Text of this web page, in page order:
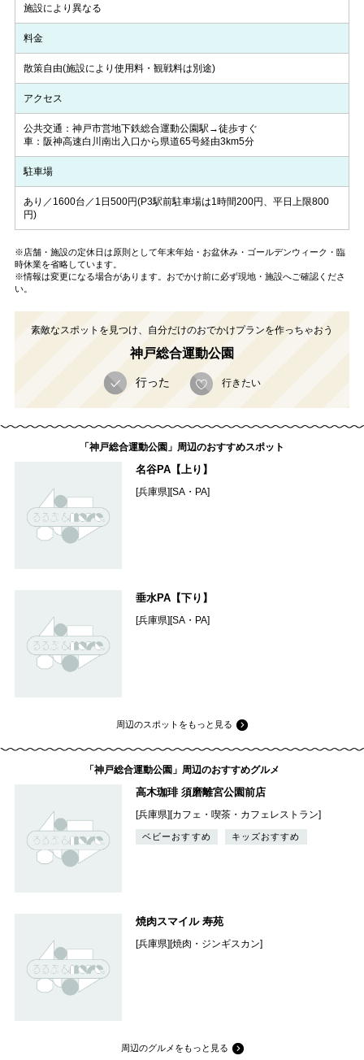
施設により異なる
料金
散策自由(施設により使用料・観戦料は別途)
アクセス
公共交通：神戸市営地下鉄総合運動公園駅→徒歩すぐ
車：阪神高速白川南出入口から県道65号経由3km5分
駐車場
あり／1600台／1日500円(P3駅前駐車場は1時間200円、平日上限800
円)
※店舗・施設の定休日は原則として年末年始・お盆休み・ゴールデンウィーク・臨
時休業を省略しています。
※情報は変更になる場合があります。おでかけ前に必ず現地・施設へご確認くださ
い。
素敵なスポットを見つけ、自分だけのおでかけプランを作っちゃおう
神戸総合運動公園
行った 行きたい
「神戸総合運動公園」周辺のおすすめスポット
名谷PA【上り】
[兵庫県][SA・PA]
垂水PA【下り】
[兵庫県][SA・PA]
周辺のスポットをもっと見る
「神戸総合運動公園」周辺のおすすめグルメ
高木珈琲 須磨離宮公園前店
[兵庫県][カフェ・喫茶・カフェレストラン]
ベビーおすすめ キッズおすすめ
焼肉スマイル 寿苑
[兵庫県][焼肉・ジンギスカン]
周辺のグルメをもっと見る